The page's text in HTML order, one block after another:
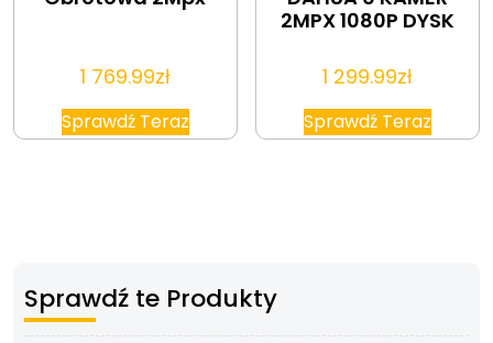
1 769.99zł
Sprawdź Teraz
2MPX 1080P DYSK
1 299.99zł
Sprawdź Teraz
Sprawdź te Produkty